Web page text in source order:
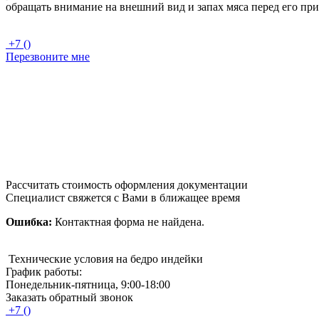
обращать внимание на внешний вид и запах мяса перед его
+7 ()
Перезвоните мне
Рассчитать стоимость оформления документации
Специалист свяжется с Вами в ближащее время
Ошибка: Контактная форма не найдена.
Технические условия на бедро индейки
График работы:
Понедельник-пятница, 9:00-18:00
Заказать обратный звонок
+7 ()